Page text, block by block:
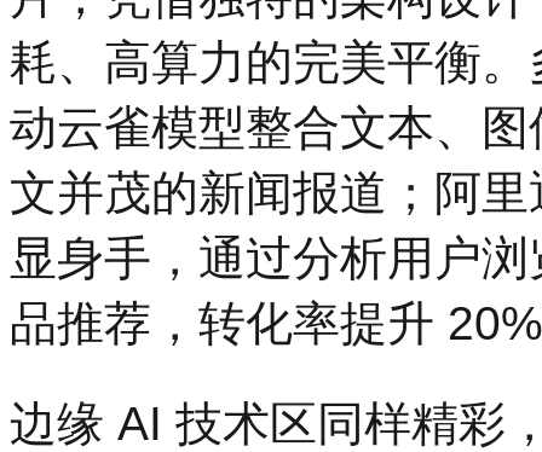
耗、高算力的完美平衡
动云雀模型整合文本、
文并茂的新闻报道；阿
显身手，通过分析用户
品推荐，转化率提升
边缘 AI 技术区同样精彩